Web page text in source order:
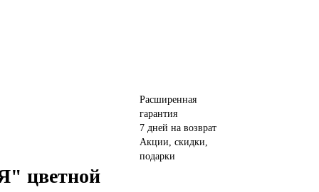
цветной
Расширенная
гарантия
7 дней на возврат
Акции, скидки,
подарки